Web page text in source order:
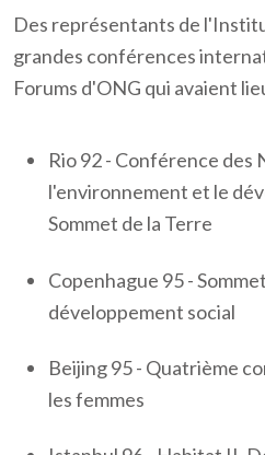
Des représentants de
grandes conférences
Forums d'ONG qui avaient
Rio 92 - Conférence des
l'environnement et le
Sommet de la Terre
Copenhague 95 -
développement social
Beijing 95 - Quatrième
les femmes